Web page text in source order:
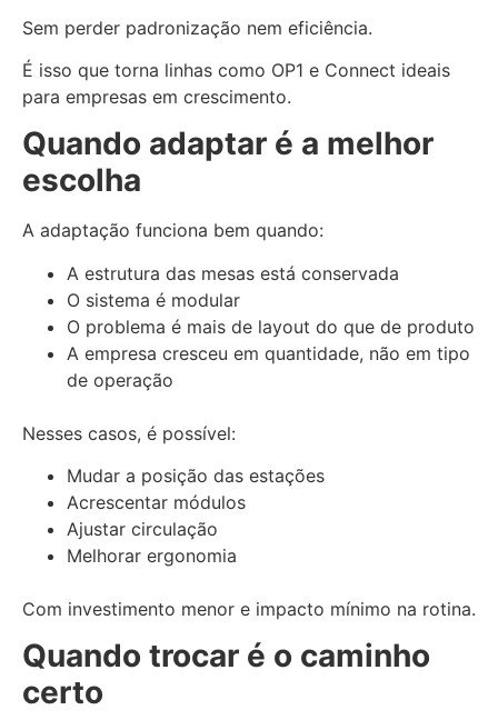
Sem perder padronização nem eficiência.
É isso que torna linhas como OP1 e Connect ideais
para empresas em crescimento.
Quando adaptar é a melhor
escolha
A adaptação funciona bem quando:
A estrutura das mesas está conservada
O sistema é modular
O problema é mais de layout do que de produto
A empresa cresceu em quantidade, não em tipo
de operação
Nesses casos, é possível:
Mudar a posição das estações
Acrescentar módulos
Ajustar circulação
Melhorar ergonomia
Com investimento menor e impacto mínimo na rotina.
Quando trocar é o caminho
certo